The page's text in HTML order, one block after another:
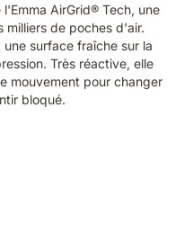
AirGrid® Tech, une
milliers de poches d'air.
surface fraîche sur la
Très réactive, elle
mouvement pour changer
bloqué.